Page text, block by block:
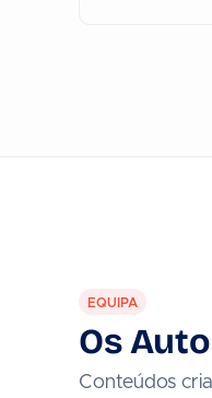
EQUIPA
Os
Conteúdos